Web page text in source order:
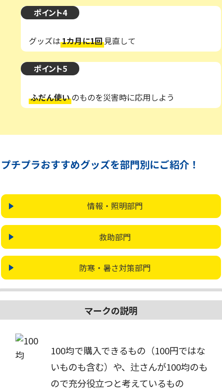
ポイント4
グッズは1カ月に1回見直して
ポイント5
ふだん使いのものを災害時に応用しよう
プチプラおすすめグッズを部門別にご紹介！
情報・照明部門
救助部門
防寒・暑さ対策部門
マークの説明
100均で購入できるもの（100円ではな
いものも含む）や、辻さんが100均のも
ので充分役立つと考えているもの